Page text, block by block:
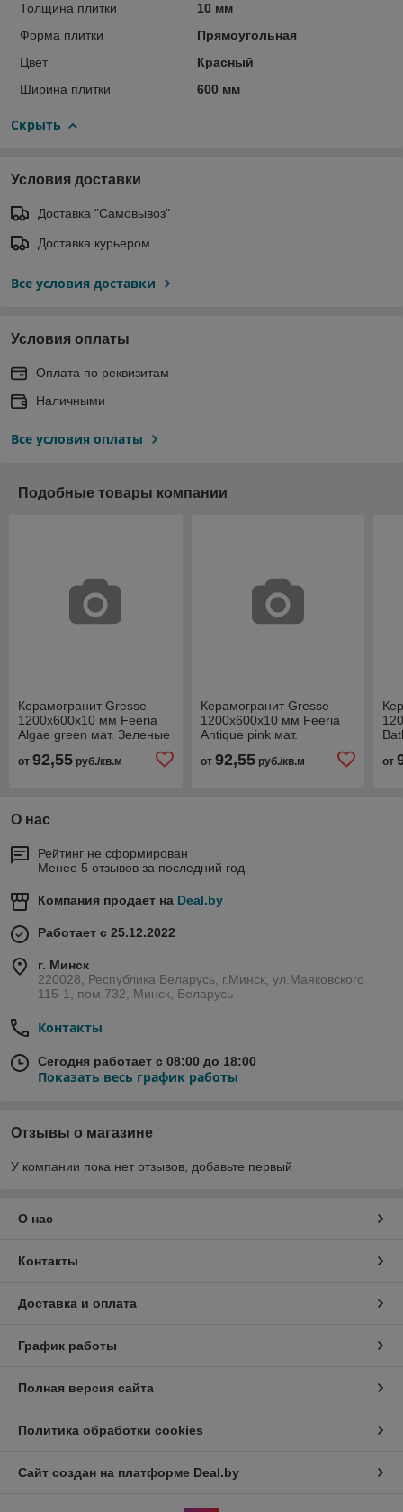
Толщина плитки
10 мм
Форма плитки
Прямоугольная
Цвет
Красный
Ширина плитки
600 мм
Скрыть
Условия доставки
Доставка "Самовывоз"
Доставка курьером
Все условия доставки
Условия оплаты
Оплата по реквизитам
Наличными
Все условия оплаты
Подобные товары компании
Керамогранит Gresse
1200х600х10 мм Feeria
Algae green мат. Зеленые
от 92,55 руб./кв.м
Керамогранит Gresse
1200х600х10 мм Feeria
Antique pink мат.
GTF488
от 92,55руб./кв.м от
О нас
Рейтинг не сформирован
Менее 5 отзывов за последний год
Компания продает на Deal.by
Работает с 25.12.2022
г. Минск
220028, Республика Беларусь, г.Минск, ул.Маяковского
115-1, пом.732, Минск, Беларусь
Контакты
Сегодня работает с 08:00 до 18:00
Показать весь график работы
Отзывы о магазине
У компании пока нет отзывов, добавьте первый
О нас
Контакты
Доставка и оплата
График работы
Полная версия сайта
Политика обработки cookies
Сайт создан на платформе Deal.by